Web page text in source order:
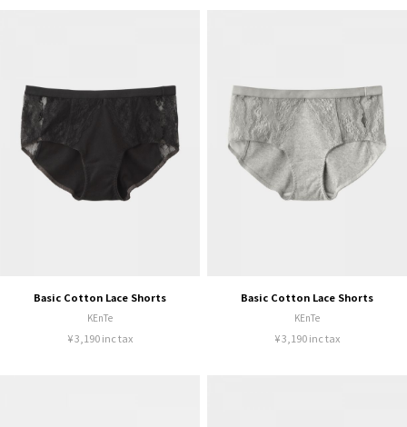
Basic Cotton Lace Shorts
KEnTe
¥ 3,190 inc tax
Basic Cotton Lace Shorts
KEnTe
¥ 3,190 inc tax